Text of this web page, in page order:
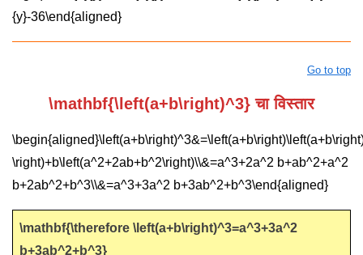
{y}-36\end{aligned}
Go to top
\mathbf{\left(a+b\right)^3} चा विस्तार
\right)+b\left(a^2+2ab+b^2\right)\\&=a^3+2a^2 b+ab^2+a^2
b+2ab^2+b^3\\&=a^3+3a^2 b+3ab^2+b^3\end{aligned}
\mathbf{\therefore \left(a+b\right)^3=a^3+3a^2
b+3ab^2+b^3}